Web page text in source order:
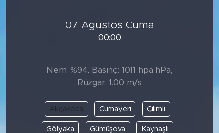
07 Ağustos Cuma
00:00
Nem: %94, Basınç: 1011 hpa hPa,
Rüzgar: 1.00 m/s
Akçakoca Cumayeri Çilimli
Gölyaka Gümüşova Kaynaşlı